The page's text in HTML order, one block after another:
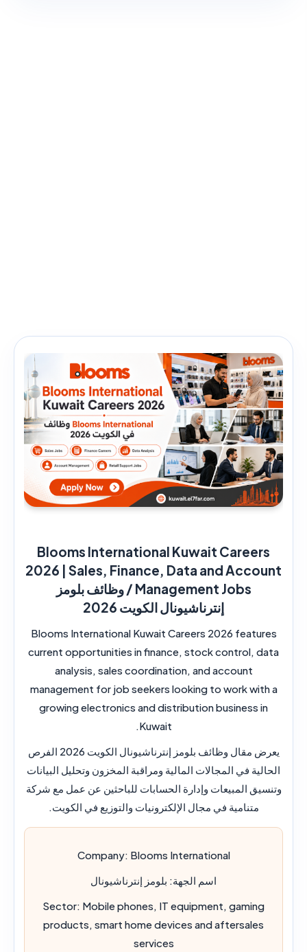
Blooms International Kuwait Careers
2026 | Sales, Finance, Data and Account
Management Jobs / وظائف بلومز
إنترناشيونال الكويت 2026
Blooms International Kuwait Careers 2026 features
current opportunities in finance, stock control, data
analysis, sales coordination, and account
management for job seekers looking to work with a
growing electronics and distribution business in
Kuwait.
يعرض مقال وظائف بلومز إنترناشيونال الكويت 2026 الفرص
الحالية في المجالات المالية ومراقبة المخزون وتحليل البيانات
وتنسيق المبيعات وإدارة الحسابات للباحثين عن عمل مع شركة
متنامية في مجال الإلكترونيات والتوزيع في الكويت.
Company: Blooms International
اسم الجهة: بلومز إنترناشيونال
Sector: Mobile phones, IT equipment, gaming
products, smart home devices and aftersales
services